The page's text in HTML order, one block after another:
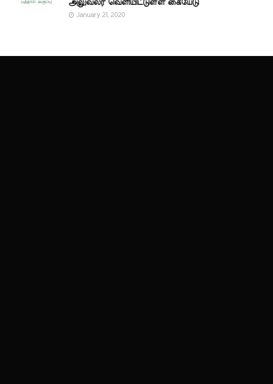
அலுவலர் வெளியிட்டுள்ள கையேடு
January 21, 2020